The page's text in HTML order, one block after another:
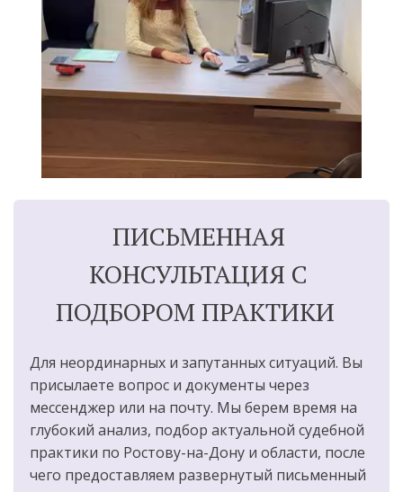
ПИСЬМЕННАЯ
КОНСУЛЬТАЦИЯ С
ПОДБОРОМ ПРАКТИКИ
Для неординарных и запутанных ситуаций. Вы
присылаете вопрос и документы через
мессенджер или на почту. Мы берем время на
глубокий анализ, подбор актуальной судебной
практики по Ростову-на-Дону и области, после
чего предоставляем развернутый письменный